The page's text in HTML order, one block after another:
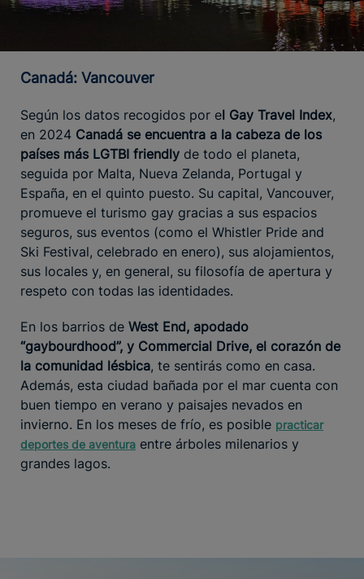
Canadá: Vancouver
Según los datos recogidos por el Gay Travel Index,
en 2024 Canadá se encuentra a la cabeza de los
países más LGTBI friendly de todo el planeta,
seguida por Malta, Nueva Zelanda, Portugal y
España, en el quinto puesto. Su capital, Vancouver,
promueve el turismo gay gracias a sus espacios
seguros, sus eventos (como el Whistler Pride and
Ski Festival, celebrado en enero), sus alojamientos,
sus locales y, en general, su filosofía de apertura y
respeto con todas las identidades.
En los barrios de West End, apodado
“gaybourdhood”, y Commercial Drive, el corazón de
la comunidad lésbica, te sentirás como en casa.
Además, esta ciudad bañada por el mar cuenta con
buen tiempo en verano y paisajes nevados en
invierno. En los meses de frío, es posible practicar
deportes de aventura entre árboles milenarios y
grandes lagos.